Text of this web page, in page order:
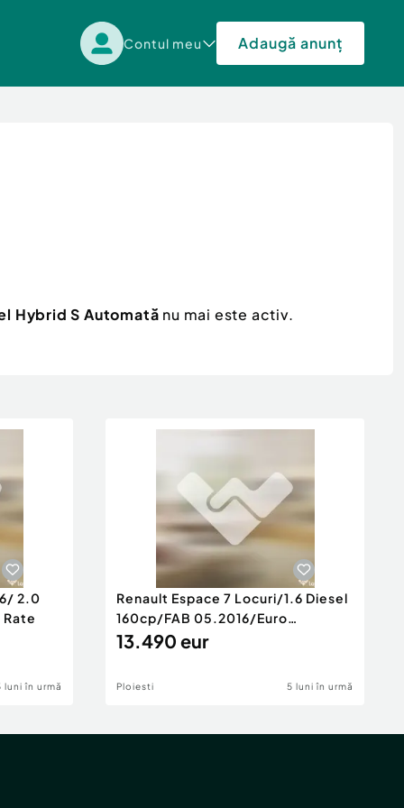
Contul meu Adaugă anunț
Hybrid S Automată nu mai este activ.
2.0
luni în urmă
Renault Espace 7 Locuri/1.6 Diesel
160cp/FAB 05.2016/Euro
6/Posibilita
13.490 eur
Ploiesti 5 luni în urmă